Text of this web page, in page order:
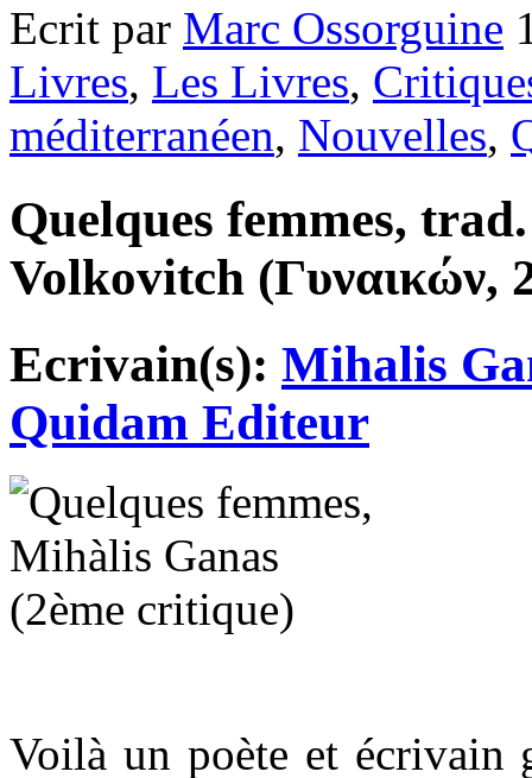
Ecrit par Marc Ossorguine
Livres, Les Livres,
méditerranéen, Nouvelles,
Quelques femmes,
Volkovitch (Γυναικών,
Ecrivain(s): Mihalis
Quidam Editeur
Voilà un poète et écrivain